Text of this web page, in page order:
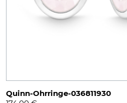
Quinn-Ohrringe-036811930